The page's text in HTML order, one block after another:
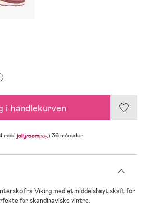
i handlekurven
med i 36 måneder
fra Viking med et middelshøyt skaft for
for skandinaviske vintre.